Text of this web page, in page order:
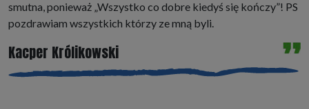
smutna, ponieważ „Wszystko co dobre kiedyś się kończy”! PS
pozdrawiam wszystkich którzy ze mną byli.
Kacper Królikowski